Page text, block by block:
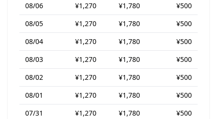
08/06
¥1,270 ¥1,780
¥500
08/05
¥1,270 ¥1,780
¥500
08/04
¥1,270 ¥1,780
¥500
08/03
¥1,270 ¥1,780
¥500
08/02
¥1,270 ¥1,780
¥500
08/01
¥1,270 ¥1,780
¥500
07/31
¥1,270 ¥1,780 ¥500